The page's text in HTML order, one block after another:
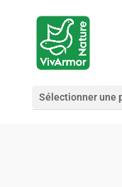
Sélectionner une